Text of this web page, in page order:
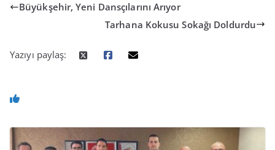
Büyükşehir, Yeni Dansçılarını Arıyor
Tarhana Kokusu Sokağı Doldurdu
Yazıyı paylaş: